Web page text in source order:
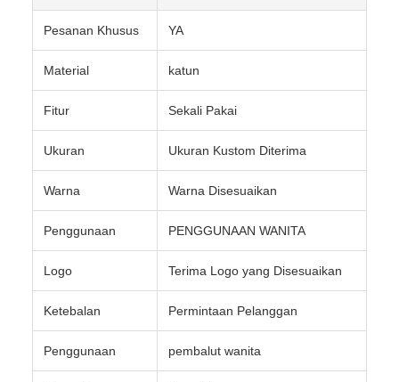
Pesanan Khusus YA
Material katun
Fitur Sekali Pakai
Ukuran Ukuran Kustom Diterima
Warna Warna Disesuaikan
Penggunaan PENGGUNAAN WANITA
Logo Terima Logo yang Disesuaikan
Ketebalan Permintaan Pelanggan
Penggunaan pembalut wanita